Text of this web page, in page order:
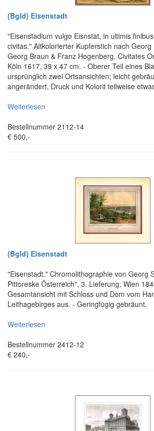
(Bgld) Eisenstadt
"Eisenstadium vulgo Eisnstat, in ultimis
civitas." Altkolorierter Kupferstich nach
Georg Braun & Franz Hogenberg, Civitates
Köln 1617, 39 x 47 cm. - Oberer Teil eines
ursprünglich zwei Ortsansichten; leicht
angerändert, Druck und Kolorit teilweise
Weiterlesen
Bestellnummer 2112-14
€ 500,-
(Bgld) Eisenstadt
"Eisenstadt." Chromolithographie von Georg
Pittoreske Österreich", 3. Lieferung, Wien
Gesamtansicht mit Schloss und Dom vom
Leithagebirges aus. - Geringfügig gebräunt.
Weiterlesen
Bestellnummer 2412-12
€ 240,-